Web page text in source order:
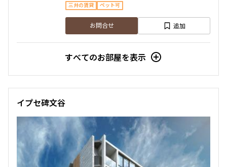
三井の賃貸 ペット可
お問合せ 追加
すべてのお部屋を表示
イプセ碑文谷